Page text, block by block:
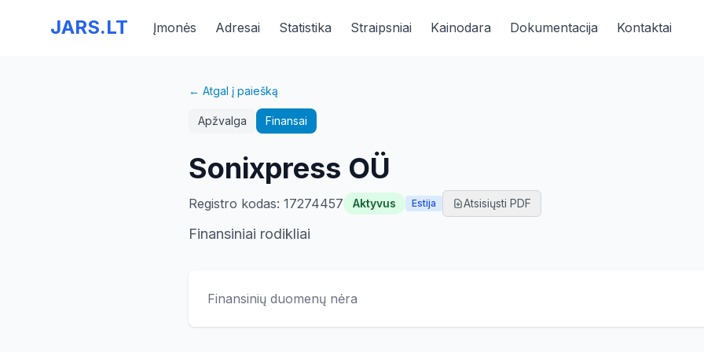
JARS.LT Įmonės Adresai Statistika Straipsniai Kainodara Dokumentacija Kontaktai
← Atgal į paiešką
Apžvalga Finansai
Sonixpress OÜ
Registro kodas: 17274457 Aktyvus Estija Atsisiųsti PDF
Finansiniai rodikliai
Finansinių duomenų nėra